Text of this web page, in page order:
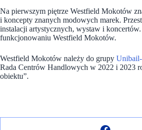
Na pierwszym piętrze Westfield Mokotów
i koncepty znanych modowych marek.
instalacji artystycznych, wystaw i
funkcjonowaniu Westfield Mokotów.
Westfield Mokotów należy do grupy
Rada Centrów Handlowych w 2022 i 2023
obiektu”.